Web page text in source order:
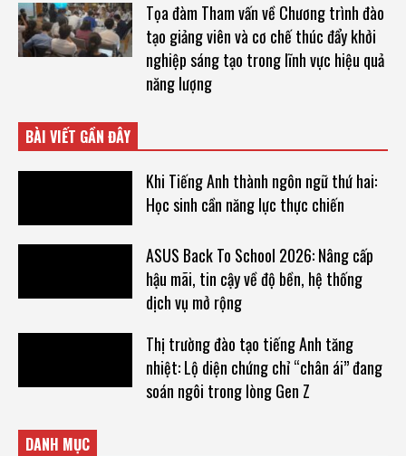
Tọa đàm Tham vấn về Chương trình đào
tạo giảng viên và cơ chế thúc đẩy khởi
nghiệp sáng tạo trong lĩnh vực hiệu quả
năng lượng
BÀI VIẾT GẦN ĐÂY
Khi Tiếng Anh thành ngôn ngữ thứ hai:
Học sinh cần năng lực thực chiến
ASUS Back To School 2026: Nâng cấp
hậu mãi, tin cậy về độ bền, hệ thống
dịch vụ mở rộng
Thị trường đào tạo tiếng Anh tăng
nhiệt: Lộ diện chứng chỉ “chân ái” đang
soán ngôi trong lòng Gen Z
DANH MỤC